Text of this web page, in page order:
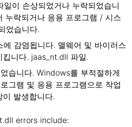
이 손상되었거나 누락되었습니
누락되거나 응용 프로그램 / 시스
었습니다.
에 감염됩니다. 맬웨어 및 바이러스
니다. jaas_nt.dll 파일.
습니다. Windows를 부적절하게
그램 및 응용 프로그램으로 작업
발생합니다.
errors include: